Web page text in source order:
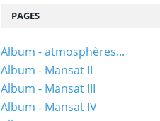
PAGES
Album - atmosphères...
Album - Mansat II
Album - Mansat III
Album - Mansat IV